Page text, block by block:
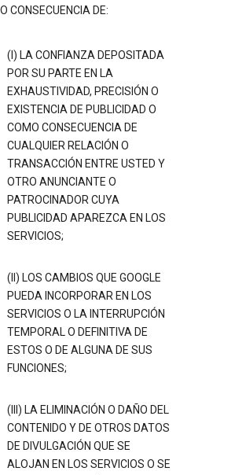
CONSECUENCIA DE:
(I) LA CONFIANZA DEPOSITADA
POR SU PARTE EN LA
EXHAUSTIVIDAD, PRECISIÓN O
EXISTENCIA DE PUBLICIDAD O
COMO CONSECUENCIA DE
CUALQUIER RELACIÓN O
TRANSACCIÓN ENTRE USTED Y
OTRO ANUNCIANTE O
PATROCINADOR CUYA
PUBLICIDAD APAREZCA EN LOS
SERVICIOS;
(II) LOS CAMBIOS QUE GOOGLE
PUEDA INCORPORAR EN LOS
SERVICIOS O LA INTERRUPCIÓN
TEMPORAL O DEFINITIVA DE
ESTOS O DE ALGUNA DE SUS
FUNCIONES;
(III) LA ELIMINACIÓN O DAÑO DEL
CONTENIDO Y DE OTROS DATOS
DE DIVULGACIÓN QUE SE
ALOJAN EN LOS SERVICIOS O SE